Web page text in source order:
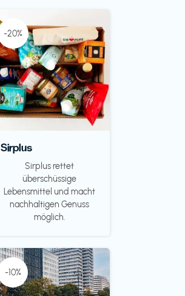
-20%
Sirplus
Sirplus rettet
überschüssige
Lebensmittel und macht
nachhaltigen Genuss
möglich.
-10%